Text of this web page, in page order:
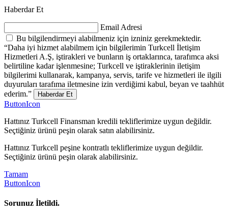
Haberdar Et
Email Adresi
Bu bilgilendirmeyi alabilmeniz için izniniz gerekmektedir.
“Daha iyi hizmet alabilmem için bilgilerimin Turkcell İletişim
Hizmetleri A.Ş, iştirakleri ve bunların iş ortaklarınca, tarafımca aksi
belirtiline kadar işlenmesine; Turkcell ve iştiraklerinin iletişim
bilgilerimi kullanarak, kampanya, servis, tarife ve hizmetleri ile ilgili
duyuruları tarafıma iletmesine izin verdiğimi kabul, beyan ve taahhüt
ederim.”
Haberdar Et
ButtonIcon
Hattınız Turkcell Finansman kredili tekliflerimize uygun değildir.
Seçtiğiniz ürünü peşin olarak satın alabilirsiniz.
Hattınız Turkcell peşine kontratlı tekliflerimize uygun değildir.
Seçtiğiniz ürünü peşin olarak alabilirsiniz.
Tamam
ButtonIcon
Sorunuz İletildi.